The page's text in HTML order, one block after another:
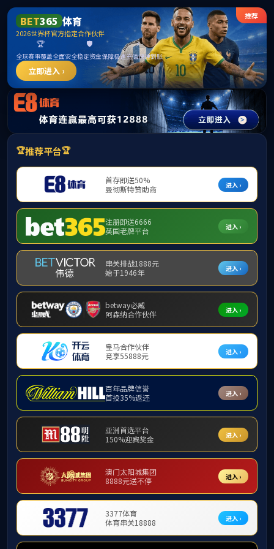
2138cn太阳集团(中国VIP认证)古天
乐代言品牌-Green Moving Future
学院首页>>平台建设>>省部级平台>> 广西矿产资源开
发与环境保护国际科技合作基地
广西矿产资源开发与环境保护国际科
技合作基地
网站正在维护